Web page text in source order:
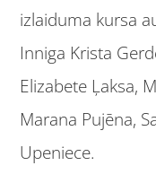
izlaiduma kursa
Inniga Krista
Elizabete Ļaksa,
Marana Pujēna,
Upeniece.